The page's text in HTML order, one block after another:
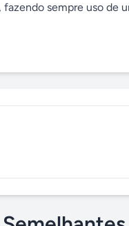
fazendo sempre uso de